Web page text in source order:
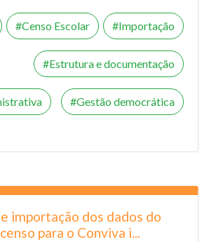
Censo Escolar Importação
Estrutura e documentação
Gestão democrática
importação dos dados do
para o Conviva i...